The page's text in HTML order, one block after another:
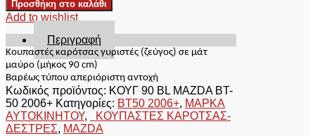
ΚΟΥΓ
90
BL
MAZDA
BT-
50
2006+
ποσότητα
Προσθήκη στο καλάθι
Add to wishlist
Περιγραφή
Κουπαστές καρότσας γυριστές (ζεύγος) σε μάτ
μαύρο (μήκος 90 cm)
Βαρέως τύπου απεριόριστη αντοχή
Κωδικός προϊόντος: ΚΟΥΓ 90 BL MAZDA BT-
50 2006+ Κατηγορίες: BT50 2006+, ΜΑΡΚΑ
ΑΥΤΟΚΙΝΗΤΟΥ,
ΚΟΥΠΑΣΤΕΣ ΚΑΡΟΤΣΑΣ-
ΔΕΣΤΡΕΣ, MAZDA